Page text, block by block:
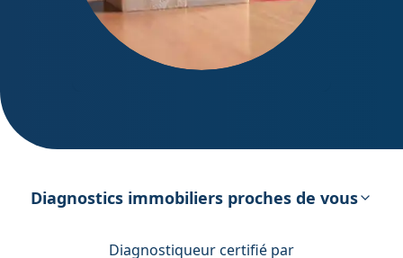
énergétique
Diagnostics immobiliers proches de vous
Diagnostiqueur certifié par